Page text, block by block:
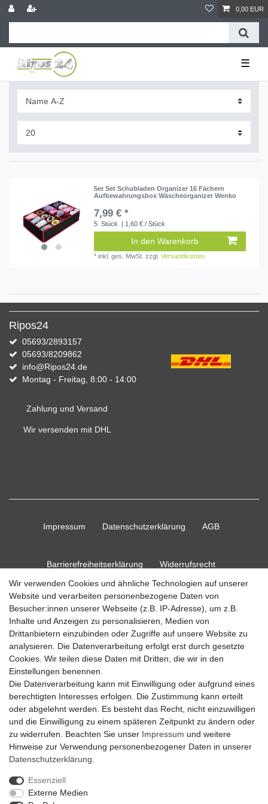
0,00 EUR
☰
5er Set Schubladen Organizer 16 Fächern
Aufbewahrungsbox Wäscheorganizer Wenko
7,99 € *
5 Stück | 1,60 € / Stück
In den Warenkorb
*inkl. ges. MwSt. zzgl.Versandkosten
Ripos24
05693/2893157
05693/8209862
info@Ripos24.de
Montag - Freitag, 8:00 - 14:00
Zahlung und Versand
Wir versenden mit DHL
Impressum Daten­schutz­erklärung AGB
Barrierefreiheitserklärung Widerrufs­recht
Vertrag widerrufen Kontakt
© Copyright 2026 Ripos24| Alle Rechte vorbehalten.
Wir verwenden Cookies und ähnliche Technologien auf unserer
Website und verarbeiten personenbezogene Daten von
Besucher:innen unserer Webseite (z.B. IP-Adresse), um z.B.
Inhalte und Anzeigen zu personalisieren, Medien von
Drittanbietern einzubinden oder Zugriffe auf unsere Website zu
analysieren. Die Datenverarbeitung erfolgt erst durch gesetzte
Cookies. Wir teilen diese Daten mit Dritten, die wir in den
Einstellungen benennen.
Die Datenverarbeitung kann mit Einwilligung oder aufgrund eines
berechtigten Interesses erfolgen. Die Zustimmung kann erteilt
oder abgelehnt werden. Es besteht das Recht, nicht einzuwilligen
und die Einwilligung zu einem späteren Zeitpunkt zu ändern oder
zu widerrufen. Beachten Sie unser Impressum und weitere
Hinweise zur Verwendung personenbezogener Daten in unserer
Daten­schutz­erklärung
Essenziell
Externe Medien